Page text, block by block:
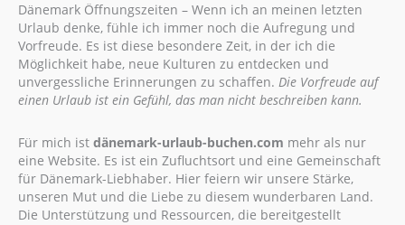
Dänemark Öffnungszeiten – Wenn ich an meinen letzten
Urlaub denke, fühle ich immer noch die Aufregung und
Vorfreude. Es ist diese besondere Zeit, in der ich die
Möglichkeit habe, neue Kulturen zu entdecken und
unvergessliche Erinnerungen zu schaffen. Die Vorfreude auf
einen Urlaub ist ein Gefühl, das man nicht beschreiben kann.
Für mich ist dänemark-urlaub-buchen.com mehr als nur
eine Website. Es ist ein Zufluchtsort und eine Gemeinschaft
für Dänemark-Liebhaber. Hier feiern wir unsere Stärke,
unseren Mut und die Liebe zu diesem wunderbaren Land.
Die Unterstützung und Ressourcen, die bereitgestellt